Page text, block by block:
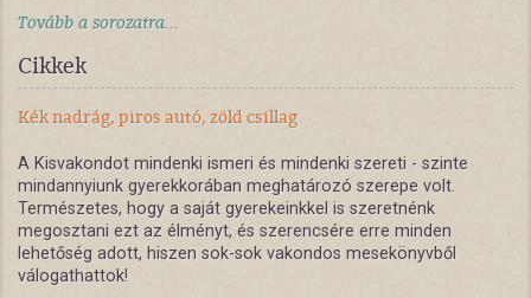
Tovább a sorozatra...
Cikkek
Kék nadrág, piros autó, zöld csillag
A Kisvakondot mindenki ismeri és mindenki szereti - szinte
mindannyiunk gyerekkorában meghatározó szerepe volt.
Természetes, hogy a saját gyerekeinkkel is szeretnénk
megosztani ezt az élményt, és szerencsére erre minden
lehetőség adott, hiszen sok-sok vakondos mesekönyvből
válogathattok!